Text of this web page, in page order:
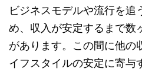
ビジネスモデルや流行を追
め、収入が安定するまで数
があります。この間に他の
イフスタイルの安定に寄与